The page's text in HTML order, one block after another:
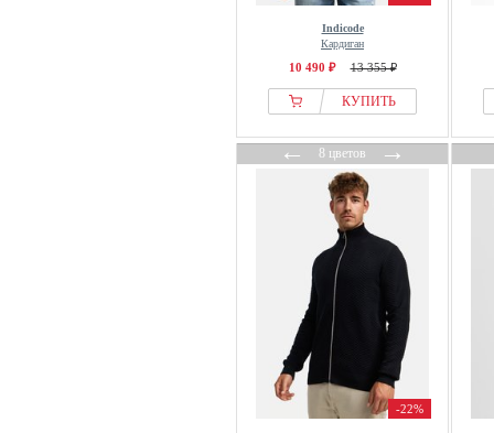
Indicode
Кардиган
10 490 ₽ 13 355 ₽
КУПИТЬ
←8 цветов→
-22%